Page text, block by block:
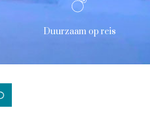
Duurzaam op reis